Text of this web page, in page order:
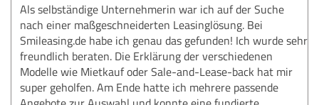
Als selbständige Unternehmerin war ich auf der Suche
nach einer maßgeschneiderten Leasinglösung. Bei
Smileasing.de habe ich genau das gefunden! Ich wurde sehr
freundlich beraten. Die Erklärung der verschiedenen
Modelle wie Mietkauf oder Sale-and-Lease-back hat mir
super geholfen. Am Ende hatte ich mehrere passende